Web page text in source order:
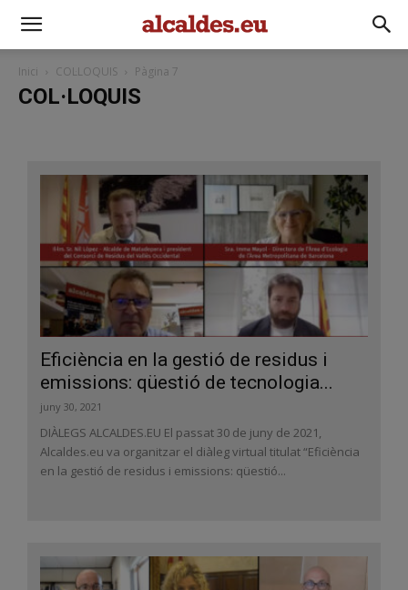
Inici COL·LOQUIS Pàgina 7
COL·LOQUIS
Eficiència en la gestió de residus i
emissions: qüestió de tecnologia...
juny 30, 2021
DIÀLEGS ALCALDES.EU El passat 30 de juny de 2021,
Alcaldes.eu va organitzar el diàleg virtual titulat “Eficiència
en la gestió de residus i emissions: qüestió...